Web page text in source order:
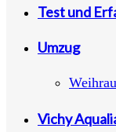
Test und
Umzug
Vichy